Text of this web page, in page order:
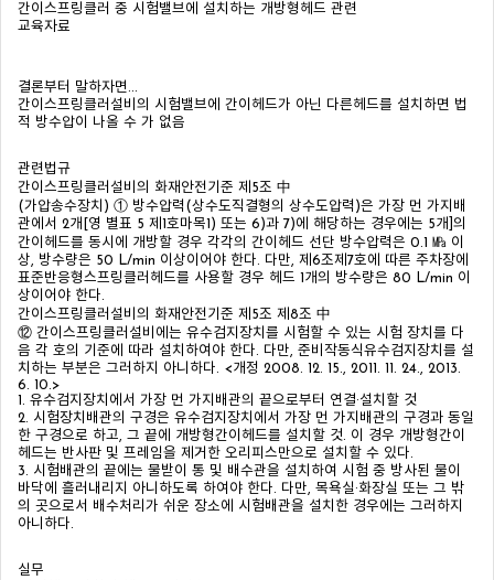
간이스프링클러 중 시험밸브에 설치하는 개방형헤드 관련
교육자료
결론부터 말하자면...
간이스프링클러설비의 시험밸브에 간이헤드가 아닌 다른헤드를 설치하면 법
적 방수압이 나올 수 가 없음
관련법규
간이스프링클러설비의 화재안전기준 제5조 中
(가압송수장치) ① 방수압력(상수도직결형의 상수도압력)은 가장 먼 가지배
관에서 2개[영 별표 5 제1호마목1) 또는 6)과 7)에 해당하는 경우에는 5개]의
간이헤드를 동시에 개방할 경우 각각의 간이헤드 선단 방수압력은 0.1 ㎫ 이
상, 방수량은 50 L/min 이상이어야 한다. 다만, 제6조제7호에 따른 주차장에
표준반응형스프링클러헤드를 사용할 경우 헤드 1개의 방수량은 80 L/min 이
상이어야 한다.
간이스프링클러설비의 화재안전기준 제5조 제8조 中
⑫ 간이스프링클러설비에는 유수검지장치를 시험할 수 있는 시험 장치를 다
음 각 호의 기준에 따라 설치하여야 한다. 다만, 준비작동식유수검지장치를 설
치하는 부분은 그러하지 아니하다. <개정 2008. 12. 15., 2011. 11. 24., 2013.
6. 10.>
1. 유수검지장치에서 가장 먼 가지배관의 끝으로부터 연결·설치할 것
2. 시험장치배관의 구경은 유수검지장치에서 가장 먼 가지배관의 구경과 동일
한 구경으로 하고, 그 끝에 개방형간이헤드를 설치할 것. 이 경우 개방형간이
헤드는 반사판 및 프레임을 제거한 오리피스만으로 설치할 수 있다.
3. 시험배관의 끝에는 물받이 통 및 배수관을 설치하여 시험 중 방사된 물이
바닥에 흘러내리지 아니하도록 하여야 한다. 다만, 목욕실·화장실 또는 그 밖
의 곳으로서 배수처리가 쉬운 장소에 시험배관을 설치한 경우에는 그러하지
아니하다.
실무